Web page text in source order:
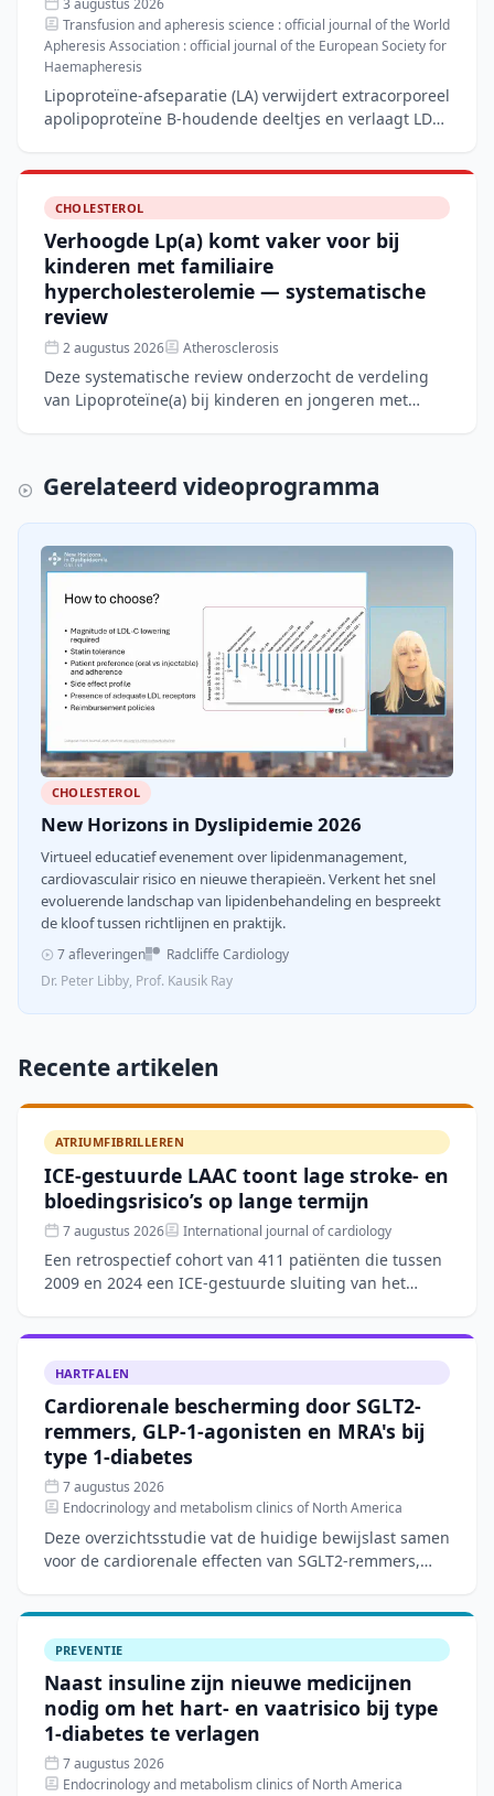
Transfusion and apheresis science : official journal of the World
Apheresis Association : official journal of the European Society for
Haemapheresis
Lipoproteïne-afseparatie (LA) verwijdert extracorporeel
apolipoproteïne B-houdende deeltjes en verlaagt LDL-
CHOLESTEROL
Verhoogde Lp(a) komt vaker voor bij
kinderen met familiaire
hypercholesterolemie — systematische
review
2 augustus 2026 Atherosclerosis
Deze systematische review onderzocht de verdeling
van Lipoproteïne(a) bij kinderen en jongeren met
Gerelateerd videoprogramma
CHOLESTEROL
New Horizons in Dyslipidemie 2026
Virtueel educatief evenement over lipidenmanagement,
cardiovasculair risico en nieuwe therapieën. Verkent het snel
evoluerende landschap van lipidenbehandeling en bespreekt
de kloof tussen richtlijnen en praktijk.
7 afleveringen
Radcliffe Cardiology
Dr. Peter Libby, Prof. Kausik Ray
Recente artikelen
ATRIUMFIBRILLEREN
ICE-gestuurde LAAC toont lage stroke- en
bloedingsrisico’s op lange termijn
7 augustus 2026 International journal of cardiology
Een retrospectief cohort van 411 patiënten die tussen
2009 en 2024 een ICE-gestuurde sluiting van het
een techn
HARTFALEN
Cardiorenale bescherming door SGLT2-
remmers, GLP-1-agonisten en MRA's bij
type 1-diabetes
7 augustus 2026
Endocrinology and metabolism clinics of North America
Deze overzichtsstudie vat de huidige bewijslast samen
voor de cardiorenale effecten van SGLT2-remmers,
PREVENTIE
Naast insuline zijn nieuwe medicijnen
nodig om het hart- en vaatrisico bij type
1-diabetes te verlagen
7 augustus 2026
Endocrinology and metabolism clinics of North America